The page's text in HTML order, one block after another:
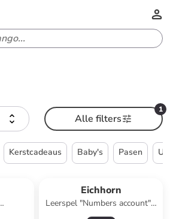
1
Alle filters
Kerstcadeaus Baby's Pasen
Eichhorn
Leerspel "Numbers account" -
vanaf 2 jaar